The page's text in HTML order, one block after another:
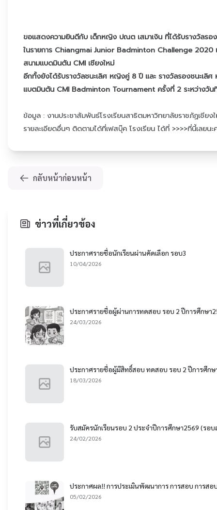
ขอแสดงความยินดีกับ​ เด็กหญิง ปณต เสมาเงิน ที่ได้รับรางวัลร
ในรายการ Chiangmai Junior Badminton Challenge
สนามแบดมินตัน CMI เชียงใหม่​
อีกทั้งยังได้รับรางวัลชนะเลิศ หญิงคู่ 8 ปี และ รางวัลรองชนะเลิ
แบตมินตัน CMI Badminton Tournament ครั้งที่ 2 ระหว่างวั
ข้อมูล : งานประชาสัมพันธ์โรงเรียนสาธิตมหาวิทยาลัยราชภัฏเชียง
รายละเอียดอื่นๆ ติดตามได้ที่เฟสบุ๊ค โรงเรียน ได้ที่ >>>>ที่นี้เลยนะ
กลับหน้าก่อนหน้า
ข่าวที่เกี่ยวข้อง
ประกาศรายชื่อนักเรียนผ่านคัดเลือก รอบ3
10/04/2026
ประกาศรายชื่อผู้ผ่านการทดสอบ รอบ 2 ปีการศึกษา
24/03/2026
ประกาศรายชื่อผู้มีสิทธิ์สอบ ทดสอบ รอบ 2 ปีการศึกษ
18/03/2026
รับสมัครนักเรียนรอบ 2 ประจำปีการศึกษา2569 (รอ
24/02/2026
ประกาศผล!! การประเมินพัฒนาการ การสอบ การส
05/02/2026